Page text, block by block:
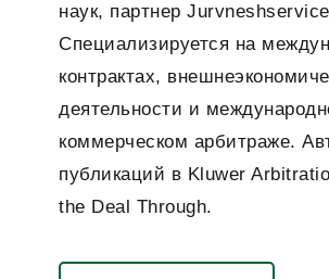
наук, партнер
Специализируется на
контрактах,
деятельности и
коммерческом арбитраже.
публикаций в Kluwer
the Deal Through.